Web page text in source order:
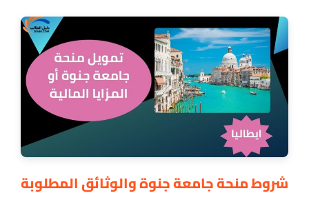
شروط منحة جامعة جنوة والوثائق المطلوبة